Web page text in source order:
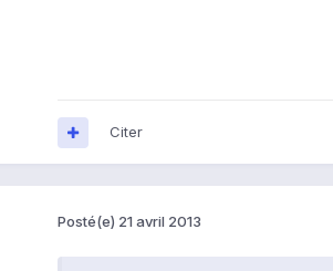
Citer
Posté(e) 21 avril 2013